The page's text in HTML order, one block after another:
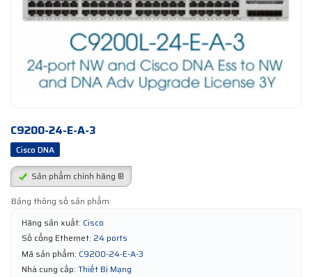
C9200-24-E-A-3
Cisco DNA
Sản phẩm chính hãng ®
Bảng thông số sản phẩm:
Hãng sản xuất: Cisco
Số cổng Ethernet: 24 ports
Mã sản phẩm: C9200-24-E-A-3
Nhà cung cấp: Thiết Bị Mạng